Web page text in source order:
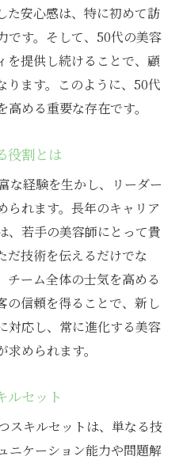
た安心感は、特に初めて訪
です。そして、50代の美容
を提供し続けることで、顧
ります。このように、50代
める重要な存在です。
役割とは
な経験を生かし、リーダー
られます。長年のキャリア
、若手の美容師にとって貴
だ技術を伝えるだけでな
チーム全体の士気を高める
の信頼を得ることで、新し
対応し、常に進化する美容
められます。
ルセット
スキルセットは、単なる技
ニケーション能力や問題解